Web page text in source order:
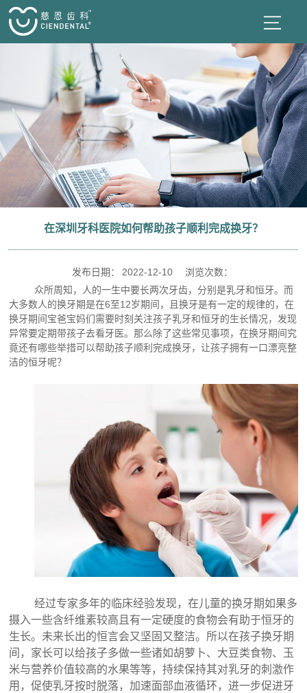
在深圳牙科医院如何帮助孩子顺利完成换牙？
发布日期： 2022-12-10
浏览次数：
众所周知，人的一生中要长两次牙齿，分别是乳牙和恒牙。而
大多数人的换牙期是在6至12岁期间，且换牙是有一定的规律的，在
换牙期间宝爸宝妈们需要时刻关注孩子乳牙和恒牙的生长情况，发现
异常要定期带孩子去看牙医。那么除了这些常见事项，在换牙期间究
竟还有哪些举措可以帮助孩子顺利完成换牙，让孩子拥有一口漂亮整
洁的恒牙呢？
经过专家多年的临床经验发现，在儿童的换牙期如果多
摄入一些含纤维素较高且有一定硬度的食物会有助于恒牙的
生长。未来长出的恒言会又坚固又整洁。所以在孩子换牙期
间，家长可以给孩子多做一些诸如胡萝卜、大豆类食物、玉
米与营养价值较高的水果等等，持续保持其对乳牙的刺激作
用，促使乳牙按时脱落，加速面部血液循环，进一步促进牙